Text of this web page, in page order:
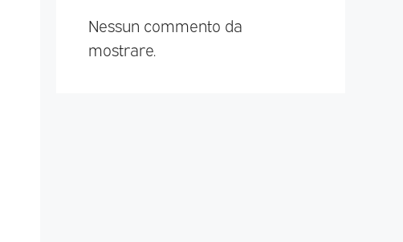
Nessun commento da
mostrare.